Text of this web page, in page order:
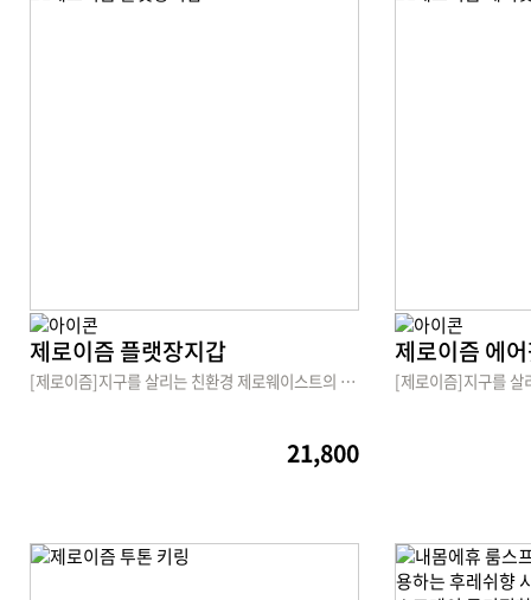
제로이즘 플랫장지갑
[제로이즘]지구를 살리는 친환경 제로웨이스트의 시작
21,800
제로이즘 에